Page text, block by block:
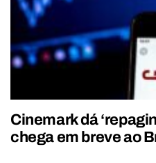
Cinemark dá
chega em breve ao